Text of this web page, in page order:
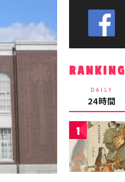
RANKING
DAILY
24時間
1